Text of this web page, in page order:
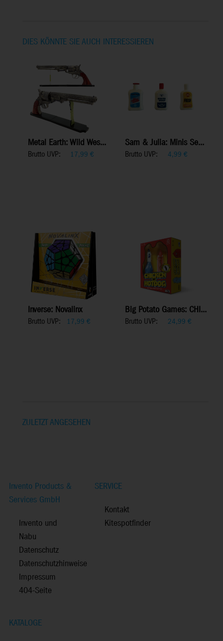
DIES KÖNNTE SIE AUCH INTERESSIEREN
Metal Earth: Wild Wes...
Brutto UVP: 17,99 €
Sam & Julia: Minis Se...
Brutto UVP: 4,99 €
Inverse: Novalinx
Brutto UVP: 17,99 €
Big Potato Games: CHI...
Brutto UVP: 24,99 €
ZULETZT ANGESEHEN
Invento Products &
Services GmbH
Invento und
Nabu
Datenschutz
Datenschutzhinweise
Impressum
404-Seite
SERVICE
Kontakt
Kitespotfinder
KATALOGE